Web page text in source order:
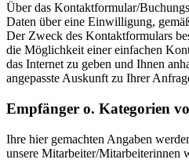
Über das Kontaktformular/
Daten über eine Einwilligung,
Der Zweck des Kontaktformulars
die Möglichkeit einer einfachen
das Internet zu geben und Ihnen
angepasste Auskunft zu Ihrer
Empfänger o. Kategorien
Ihre hier gemachten Angaben
unsere Mitarbeiter/Mitarbeiterinnen